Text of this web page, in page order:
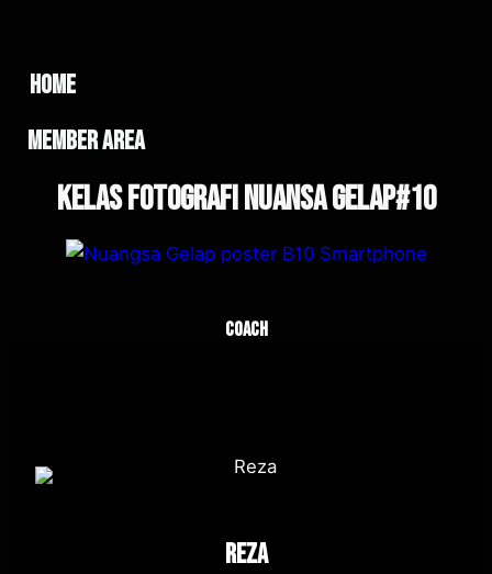
home
member area
Kelas Fotografi Nuansa Gelap#10
Coach
Reza